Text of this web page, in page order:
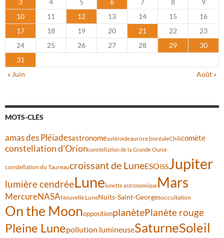
10
11 12 13 14 15
16
17
18 19 20 21 22
23
24
25 26 27 28 29
30
31
« Juin
Août »
MOTS-CLÉS
amas des Pléiadesastronomeastéroïdeaurore boréaleChilicomète
constellation d'Orionconstellation de la Grande Ourse
constellation du Taureaucroissant de LuneESOISSJupiter
lumière cendréeLunelunette astronomiqueMars
MercureNASANouvelle LuneNuits-Saint-Georgesoccultation
On the MoonoppositionplanètePlanète rouge
Pleine Lunepollution lumineuseSaturneSoleil